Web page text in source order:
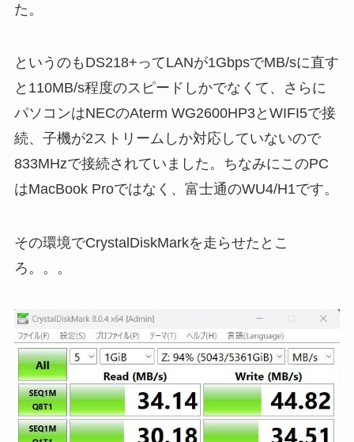
た。
というのもDS218+ってLANが1GbpsでMB/sに直す
と110MB/s程度のスピードしかでなくて、さらに
パソコンはNECのAterm WG2600HP3とWIFI5で接
続、子機が2ストリームしか対応していないので
833MHzで接続されていました。ちなみにこのPC
はMacBook Proではなく、富士通のWU4/H1です。
その環境でCrystalDiskMarkを走らせたとこ
ろ。。。